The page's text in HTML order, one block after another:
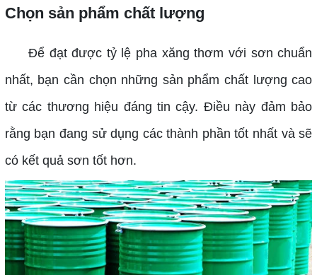
Chọn sản phẩm chất lượng
Để đạt được tỷ lệ pha xăng thơm với sơn chuẩn
nhất, bạn cần chọn những sản phẩm chất lượng cao
từ các thương hiệu đáng tin cậy. Điều này đảm bảo
rằng bạn đang sử dụng các thành phần tốt nhất và sẽ
có kết quả sơn tốt hơn.